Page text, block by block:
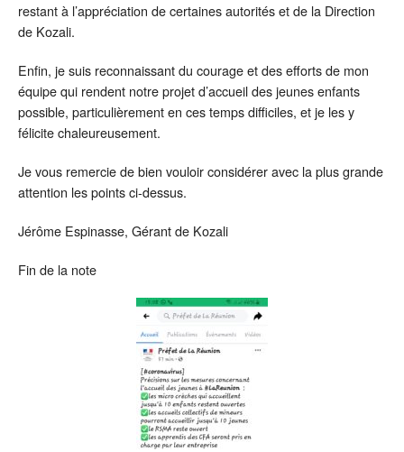
restant à l’appréciation de certaines autorités et de la Direction
de Kozali.
Enfin, je suis reconnaissant du courage et des efforts de mon
équipe qui rendent notre projet d’accueil des jeunes enfants
possible, particulièrement en ces temps difficiles, et je les y
félicite chaleureusement.
Je vous remercie de bien vouloir considérer avec la plus grande
attention les points ci-dessus.
Jérôme Espinasse, Gérant de Kozali
Fin de la note